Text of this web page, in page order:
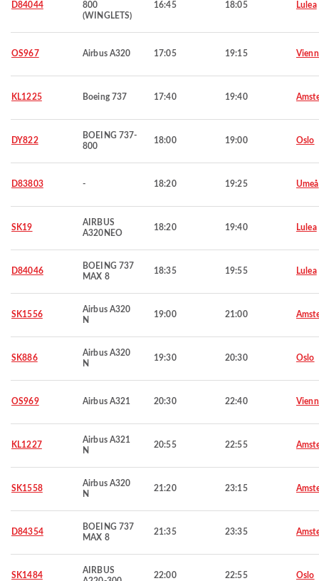
D84044
800
(WINGLETS)
16:45 18:05 Lulea
OS967 Airbus A320 17:05 19:15
KL1225 Boeing 737 17:40 19:40
DY822
BOEING 737-
800
18:00 19:00 Oslo
D83803 - 18:20 19:25 Umeå
SK19
AIRBUS
A320NEO
18:20 19:40 Lulea
D84046
BOEING 737
MAX 8
18:35 19:55 Lulea
SK1556
Airbus A320
N
19:00 21:00
SK886
Airbus A320
N
19:30 20:30 Oslo
OS969 Airbus A321 20:30 22:40
KL1227
Airbus A321
N
20:55 22:55
SK1558
Airbus A320
N
21:20 23:15
D84354
BOEING 737
MAX 8
21:35 23:35
SK1484
AIRBUS
22:00 22:55 Oslo